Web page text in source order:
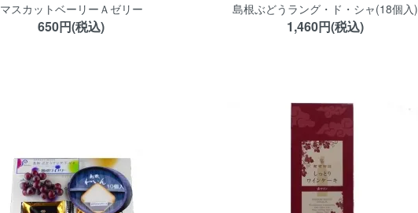
マスカットベーリーＡゼリー
650円(税込)
島根ぶどうラング・ド・シャ(18個入)
1,460円(税込)